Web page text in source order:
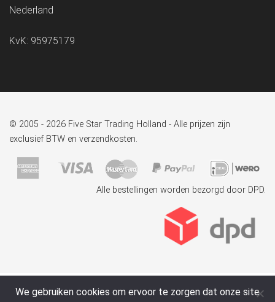
Nederland
KvK: 95975179
© 2005 - 2026 Five Star Trading Holland - Alle prijzen zijn
exclusief BTW en verzendkosten.
Alle bestellingen worden bezorgd door DPD.
We gebruiken cookies om ervoor te zorgen dat onze site